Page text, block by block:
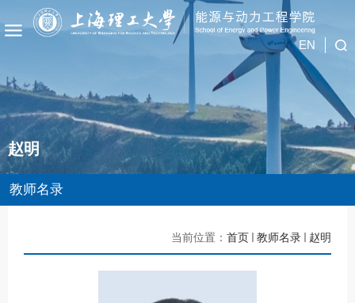
EN
赵明
教师名录
当前位置： 首页 教师名录 赵明